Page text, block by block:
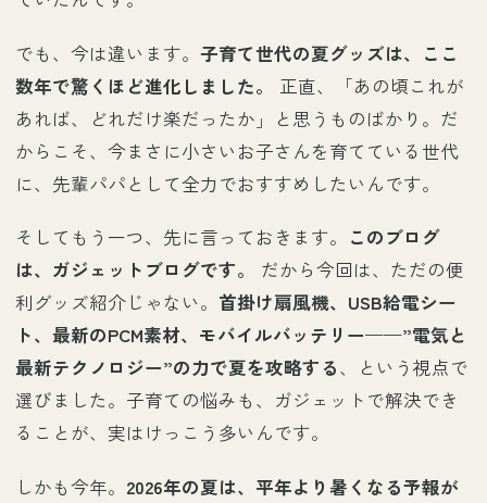
でも、今は違います。 子育て世代の夏グッズは、ここ
数年で驚くほど進化しました。
正直、「あの頃これが
あれば、どれだけ楽だったか」と思うものばかり。だ
からこそ、今まさに小さいお子さんを育てている世代
に、先輩パパとして全力でおすすめしたいんです。
そしてもう一つ、先に言っておきます。 このブログ
は、ガジェットブログです。
だから今回は、ただの便
利グッズ紹介じゃない。 首掛け扇風機、USB給電シー
ト、最新のPCM素材、モバイルバッテリー——”電気と
最新テクノロジー”の力で夏を攻略する、という視点で
選びました。子育ての悩みも、ガジェットで解決でき
ることが、実はけっこう多いんです。
しかも今年。 2026年の夏は、平年より暑くなる予報が